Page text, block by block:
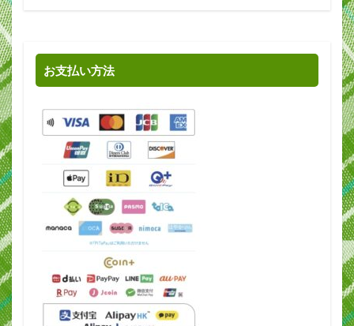
お支払い方法